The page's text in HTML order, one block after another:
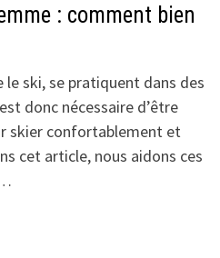
: comment bien
le ski, se pratiquent dans des
donc nécessaire d’être
skier confortablement et
cet article, nous aidons ces